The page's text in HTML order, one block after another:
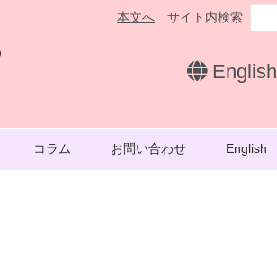
本文へ サイト内検索
English
コラム お問い合わせ English